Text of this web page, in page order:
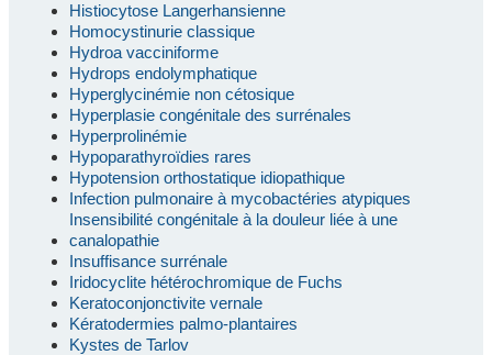
Histiocytose Langerhansienne
Homocystinurie classique
Hydroa vacciniforme
Hydrops endolymphatique
Hyperglycinémie non cétosique
Hyperplasie congénitale des surrénales
Hyperprolinémie
Hypoparathyroïdies rares
Hypotension orthostatique idiopathique
Infection pulmonaire à mycobactéries atypiques
Insensibilité congénitale à la douleur liée à une
canalopathie
Insuffisance surrénale
Iridocyclite hétérochromique de Fuchs
Keratoconjonctivite vernale
Kératodermies palmo-plantaires
Kystes de Tarlov